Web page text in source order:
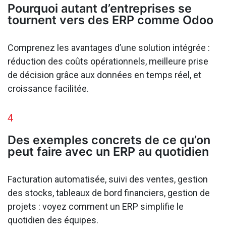
Pourquoi autant d’entreprises se
tournent vers des ERP comme Odoo
Comprenez les avantages d’une solution intégrée :
réduction des coûts opérationnels, meilleure prise
de décision grâce aux données en temps réel, et
croissance facilitée.
4
Des exemples concrets de ce qu’on
peut faire avec un ERP au quotidien
Facturation automatisée, suivi des ventes, gestion
des stocks, tableaux de bord financiers, gestion de
projets : voyez comment un ERP simplifie le
quotidien des équipes.